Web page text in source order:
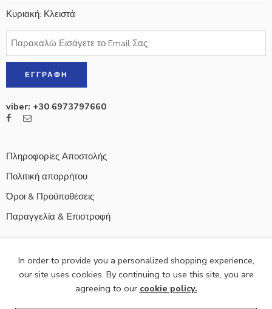
Κυριακή: Κλειστά
viber: +30 6973797660
Πληροφορίες Αποστολής
Πολιτική απορρήτου
Όροι & Προϋποθέσεις
Παραγγελία & Επιστροφή
Naftakishop - All Right reserved!
In order to provide you a personalized shopping experience,
our site uses cookies. By continuing to use this site, you are
agreeing to our cookie policy.